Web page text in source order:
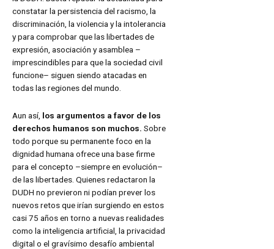
constatar la persistencia del racismo, la
discriminación, la violencia y la intolerancia
y para comprobar que las libertades de
expresión, asociación y asamblea –
imprescindibles para que la sociedad civil
funcione– siguen siendo atacadas en
todas las regiones del mundo.
Aun así, los argumentos a favor de los
derechos humanos son muchos. Sobre
todo porque su permanente foco en la
dignidad humana ofrece una base firme
para el concepto –siempre en evolución–
de las libertades. Quienes redactaron la
DUDH no previeron ni podían prever los
nuevos retos que irían surgiendo en estos
casi 75 años en torno a nuevas realidades
como la inteligencia artificial, la privacidad
digital o el gravísimo desafío ambiental